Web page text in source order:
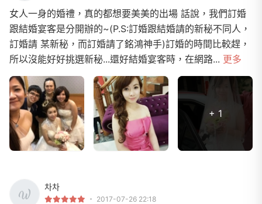
女人一身的婚禮，真的都想要美美的出場 話說，我們訂婚
跟結婚宴客是分開辦的~(P.S:訂婚跟結婚請的新秘不同人，
訂婚請 某新秘，而訂婚請了銘鴻神手)訂婚的時間比較趕，
所以沒能好好挑選新秘...還好結婚宴客時，在網路... 更多
+ 1
차차
2017-07-26 22:18